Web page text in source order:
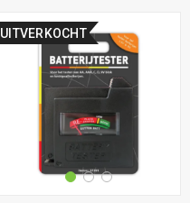
UITVERKOCHT